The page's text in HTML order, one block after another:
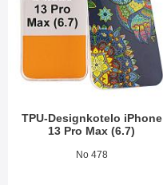
TPU-Designkotelo iPhone
13 Pro Max (6.7)
Tuote.nro 42013
No 478